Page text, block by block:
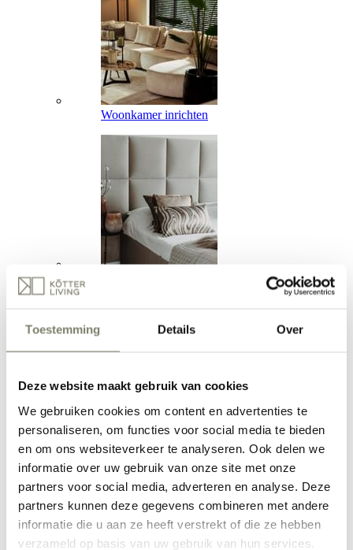
Toestemming Details Over
Deze website maakt gebruik van cookies
We gebruiken cookies om content en advertenties te
personaliseren, om functies voor social media te bieden
en om ons websiteverkeer te analyseren. Ook delen we
informatie over uw gebruik van onze site met onze
partners voor social media, adverteren en analyse. Deze
partners kunnen deze gegevens combineren met andere
informatie die u aan ze heeft verstrekt of die ze hebben
verzameld op basis van uw gebruik van hun services.
Woonkamer inrichten
Eetkamer inrichten